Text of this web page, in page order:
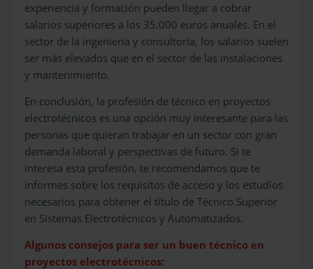
experiencia y formación pueden llegar a cobrar
salarios superiores a los 35.000 euros anuales. En el
sector de la ingeniería y consultoría, los salarios suelen
ser más elevados que en el sector de las instalaciones
y mantenimiento.
En conclusión, la profesión de técnico en proyectos
electrotécnicos es una opción muy interesante para las
personas que quieran trabajar en un sector con gran
demanda laboral y perspectivas de futuro. Si te
interesa esta profesión, te recomendamos que te
informes sobre los requisitos de acceso y los estudios
necesarios para obtener el título de Técnico Superior
en Sistemas Electrotécnicos y Automatizados.
Algunos consejos para ser un buen técnico en
proyectos electrotécnicos: